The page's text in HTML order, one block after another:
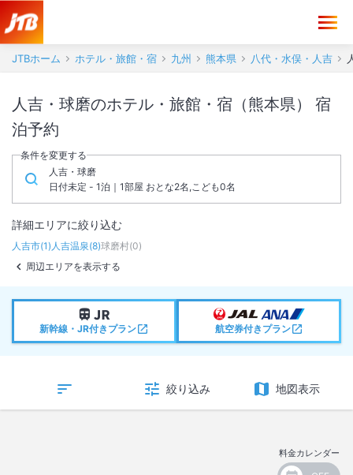
JTBホーム ホテル・旅館・宿 九州 熊本県 八代・水俣・人吉
人吉・球磨のホテル・旅館・宿（熊本県） 宿
泊予約
条件を変更する
人吉・球磨
日付未定 - 1泊｜1部屋 おとな2名,こども0名
詳細エリアに絞り込む
人吉市(1) 人吉温泉(8)球磨村(0)
周辺エリアを表示する
新幹線・JR付きプラン 航空券付きプラン
絞り込み 地図表示
料金カレンダー